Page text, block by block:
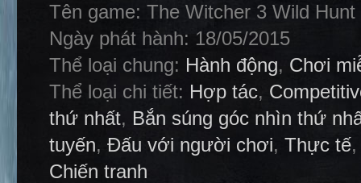
Tên game: The Witcher 3 Wild
Ngày phát hành: 18/05/2015
Thể loại chung: Hành động, Chơi
Thể loại chi tiết: Hợp tác,
thứ nhất, Bắn súng góc nhìn thứ
tuyến, Đấu với người chơi, Thực tế
Chiến tranh